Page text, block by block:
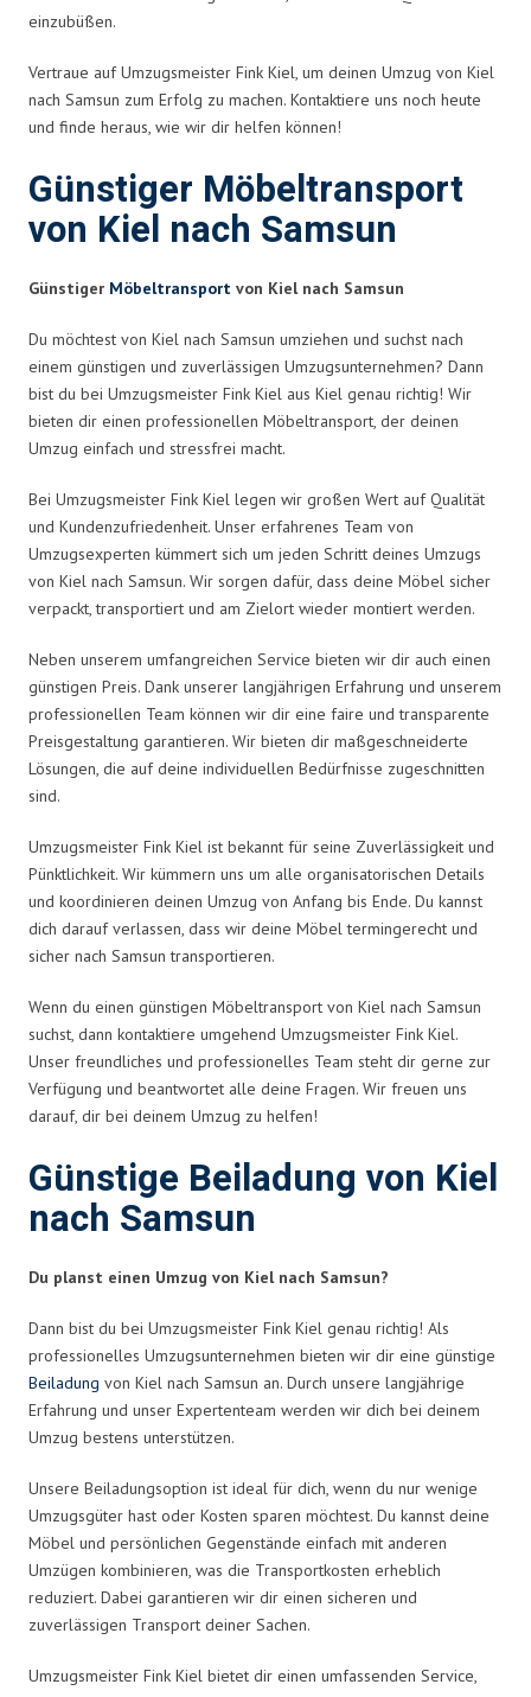
einzubüßen.
Vertraue auf Umzugsmeister Fink Kiel, um deinen Umzug von Kiel
nach Samsun zum Erfolg zu machen. Kontaktiere uns noch heute
und finde heraus, wie wir dir helfen können!
Günstiger Möbeltransport
von Kiel nach Samsun
Günstiger Möbeltransport von Kiel nach Samsun
Du möchtest von Kiel nach Samsun umziehen und suchst nach
einem günstigen und zuverlässigen Umzugsunternehmen? Dann
bist du bei Umzugsmeister Fink Kiel aus Kiel genau richtig! Wir
bieten dir einen professionellen Möbeltransport, der deinen
Umzug einfach und stressfrei macht.
Bei Umzugsmeister Fink Kiel legen wir großen Wert auf Qualität
und Kundenzufriedenheit. Unser erfahrenes Team von
Umzugsexperten kümmert sich um jeden Schritt deines Umzugs
von Kiel nach Samsun. Wir sorgen dafür, dass deine Möbel sicher
verpackt, transportiert und am Zielort wieder montiert werden.
Neben unserem umfangreichen Service bieten wir dir auch einen
günstigen Preis. Dank unserer langjährigen Erfahrung und unserem
professionellen Team können wir dir eine faire und transparente
Preisgestaltung garantieren. Wir bieten dir maßgeschneiderte
Lösungen, die auf deine individuellen Bedürfnisse zugeschnitten
sind.
Umzugsmeister Fink Kiel ist bekannt für seine Zuverlässigkeit und
Pünktlichkeit. Wir kümmern uns um alle organisatorischen Details
und koordinieren deinen Umzug von Anfang bis Ende. Du kannst
dich darauf verlassen, dass wir deine Möbel termingerecht und
sicher nach Samsun transportieren.
Wenn du einen günstigen Möbeltransport von Kiel nach Samsun
suchst, dann kontaktiere umgehend Umzugsmeister Fink Kiel.
Unser freundliches und professionelles Team steht dir gerne zur
Verfügung und beantwortet alle deine Fragen. Wir freuen uns
darauf, dir bei deinem Umzug zu helfen!
Günstige Beiladung von Kiel
nach Samsun
Du planst einen Umzug von Kiel nach Samsun?
Dann bist du bei Umzugsmeister Fink Kiel genau richtig! Als
professionelles Umzugsunternehmen bieten wir dir eine günstige
Beiladung von Kiel nach Samsun an. Durch unsere langjährige
Erfahrung und unser Expertenteam werden wir dich bei deinem
Umzug bestens unterstützen.
Unsere Beiladungsoption ist ideal für dich, wenn du nur wenige
Umzugsgüter hast oder Kosten sparen möchtest. Du kannst deine
Möbel und persönlichen Gegenstände einfach mit anderen
Umzügen kombinieren, was die Transportkosten erheblich
reduziert. Dabei garantieren wir dir einen sicheren und
zuverlässigen Transport deiner Sachen.
Umzugsmeister Fink Kiel bietet dir einen umfassenden Service,